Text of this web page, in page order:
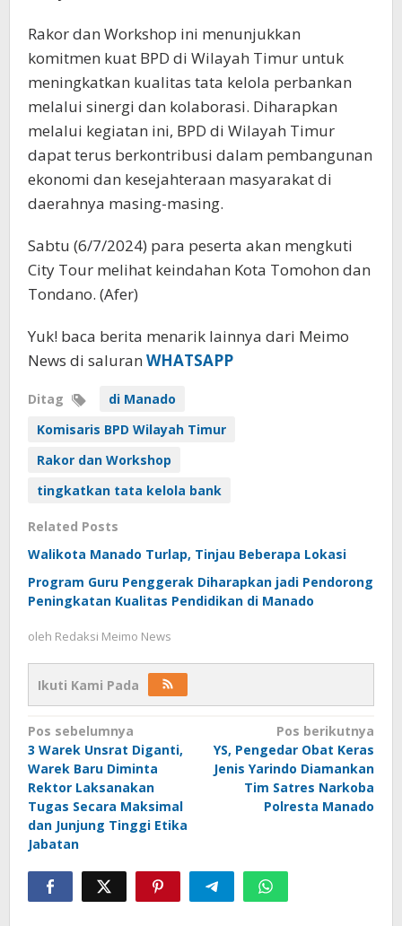
Rakor dan Workshop ini menunjukkan
komitmen kuat BPD di Wilayah Timur untuk
meningkatkan kualitas tata kelola perbankan
melalui sinergi dan kolaborasi. Diharapkan
melalui kegiatan ini, BPD di Wilayah Timur
dapat terus berkontribusi dalam pembangunan
ekonomi dan kesejahteraan masyarakat di
daerahnya masing-masing.
Sabtu (6/7/2024) para peserta akan mengkuti
City Tour melihat keindahan Kota Tomohon dan
Tondano. (Afer)
Yuk! baca berita menarik lainnya dari Meimo
News di saluran WHATSAPP
Ditag
di Manado
Komisaris BPD Wilayah Timur
Rakor dan Workshop
tingkatkan tata kelola bank
Related Posts
Walikota Manado Turlap, Tinjau Beberapa Lokasi
Program Guru Penggerak Diharapkan jadi Pendorong
Peningkatan Kualitas Pendidikan di Manado
oleh Redaksi Meimo News
Ikuti Kami Pada
Navigasi
pos
Pos sebelumnya
3 Warek Unsrat Diganti,
Warek Baru Diminta
Rektor Laksanakan
Tugas Secara Maksimal
dan Junjung Tinggi Etika
Jabatan
Pos berikutnya
YS, Pengedar Obat Keras
Jenis Yarindo Diamankan
Tim Satres Narkoba
Polresta Manado